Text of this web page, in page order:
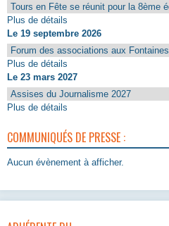
Tours en Fête se réunit pour la 8ème
Plus de détails
Le 19 septembre 2026
Forum des associations aux
Plus de détails
Le 23 mars 2027
Assises du Journalisme 2027
Plus de détails
COMMUNIQUÉS DE PRESSE :
Aucun évènement à afficher.